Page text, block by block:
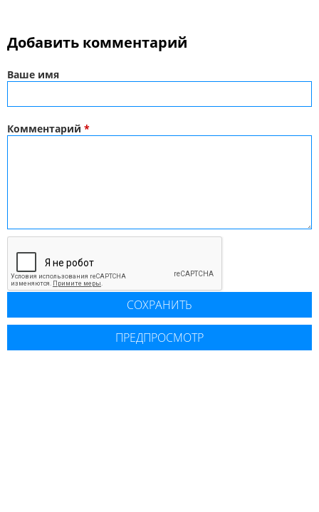
Добавить комментарий
Ваше имя
Комментарий *